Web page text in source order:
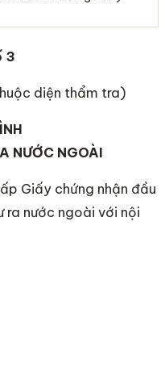
3
diện thẩm tra)
NƯỚC NGOÀI
Giấy chứng nhận đầu
ra nước ngoài với nội